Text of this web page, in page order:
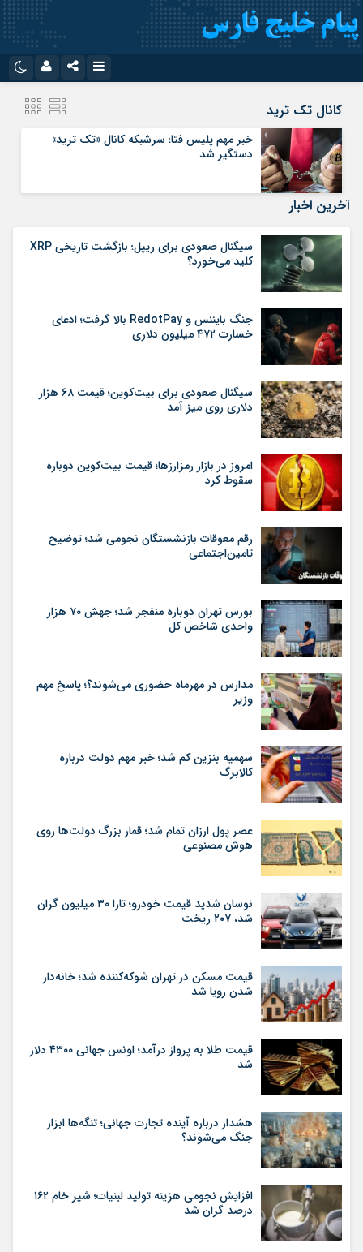
سروش
ایتا
آپارات
رمز عبور
کانال تک ترید
خبر مهم پلیس فتا؛ سرشبکه کانال «تک ترید»
دستگیر شد
آخرین اخبار
سیگنال صعودی برای ریپل؛ بازگشت تاریخی XRP
کلید می‌خورد؟
جنگ بایننس و RedotPay بالا گرفت؛ ادعای
خسارت ۴۷۲ میلیون دلاری
سیگنال صعودی برای بیت‌کوین؛ قیمت ۶۸ هزار
دلاری روی میز آمد
امروز در بازار رمزارزها؛ قیمت بیت‌کوین دوباره
سقوط کرد
رقم معوقات بازنشستگان نجومی شد؛ توضیح
تامین‌اجتماعی
بورس تهران دوباره منفجر شد؛ جهش ۷۰ هزار
واحدی شاخص کل
مدارس در مهرماه حضوری می‌شوند؟؛ پاسخ مهم
وزیر
سهمیه بنزین کم شد؛ خبر مهم دولت درباره
کالابرگ
عصر پول ارزان تمام شد؛ قمار بزرگ دولت‌ها روی
هوش مصنوعی
نوسان شدید قیمت خودرو؛ تارا ۳۰ میلیون گران
شد، ۲۰۷ ریخت
قیمت مسکن در تهران شوکه‌کننده شد؛ خانه‌دار
شدن رویا شد
قیمت طلا به پرواز درآمد؛ اونس جهانی ۴۳۰۰ دلار
شد
هشدار درباره آینده تجارت جهانی؛ تنگه‌ها ابزار
جنگ می‌شوند؟
افزایش نجومی هزینه تولید لبنیات؛ شیر خام ۱۶۲
درصد گران شد